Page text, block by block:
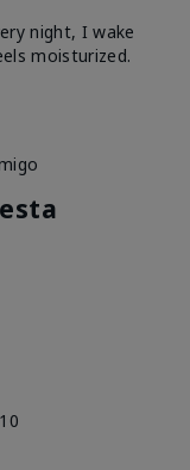
night, I wake
moisturized.